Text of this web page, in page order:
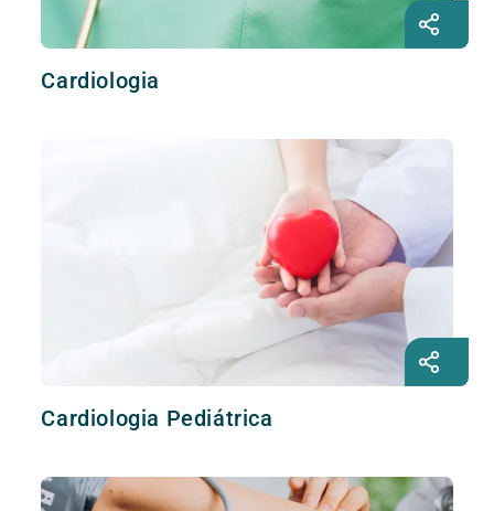
Cardiologia
Cardiologia Pediátrica